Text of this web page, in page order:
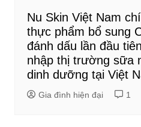
Nu Skin Việt Nam
thực phẩm bổ sung
đánh dấu lần đầu
nhập thị trường sữa
dinh dưỡng tại Việt
Gia đình hiện đại 1